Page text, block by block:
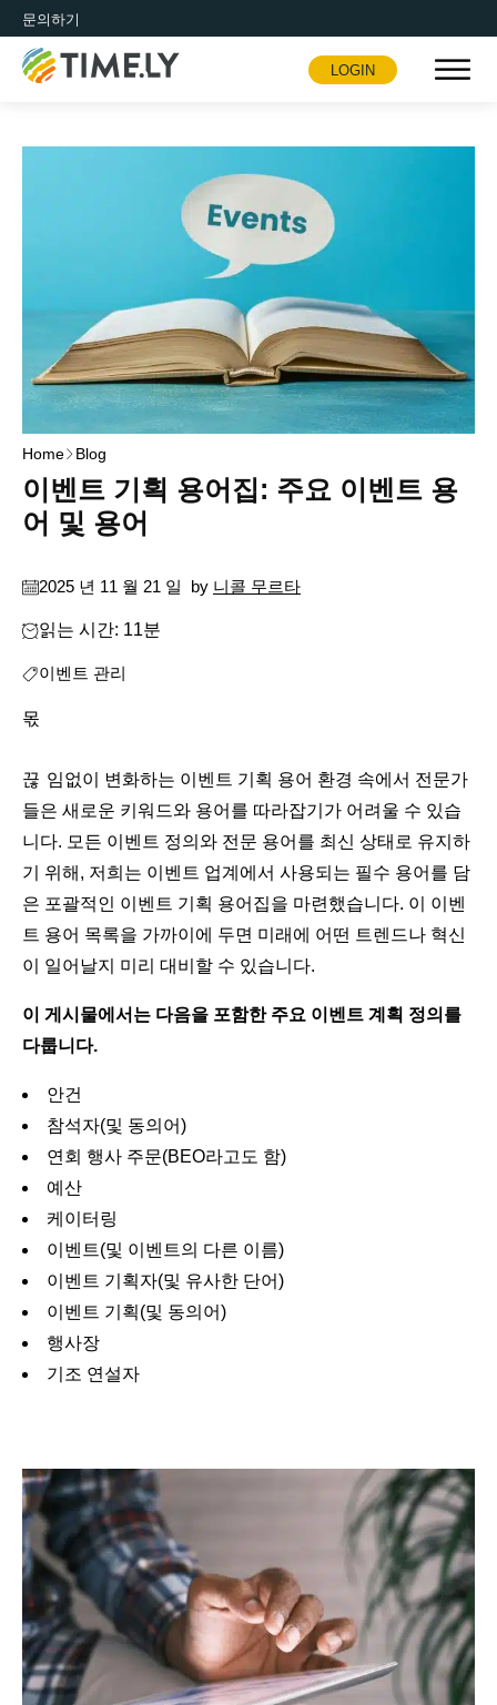
문의하기
Timely
LOGIN
Home Blog
이벤트 기획 용어집: 주요 이벤트 용
어 및 용어
2025 년 11 월 21 일 by 니콜 무르타
읽는 시간: 11분
이벤트 관리
몫
끊임없이 변화하는 이벤트 기획 용어 환경 속에서 전문가
들은 새로운 키워드와 용어를 따라잡기가 어려울 수 있습
니다. 모든 이벤트 정의와 전문 용어를 최신 상태로 유지하
기 위해, 저희는 이벤트 업계에서 사용되는 필수 용어를 담
은 포괄적인 이벤트 기획 용어집을 마련했습니다. 이 이벤
트 용어 목록을 가까이에 두면 미래에 어떤 트렌드나 혁신
이 일어날지 미리 대비할 수 있습니다.
이 게시물에서는 다음을 포함한 주요 이벤트 계획 정의를
다룹니다.
안건
참석자(및 동의어)
연회 행사 주문(BEO라고도 함)
예산
케이터링
이벤트(및 이벤트의 다른 이름)
이벤트 기획자(및 유사한 단어)
이벤트 기획(및 동의어)
행사장
기조 연설자